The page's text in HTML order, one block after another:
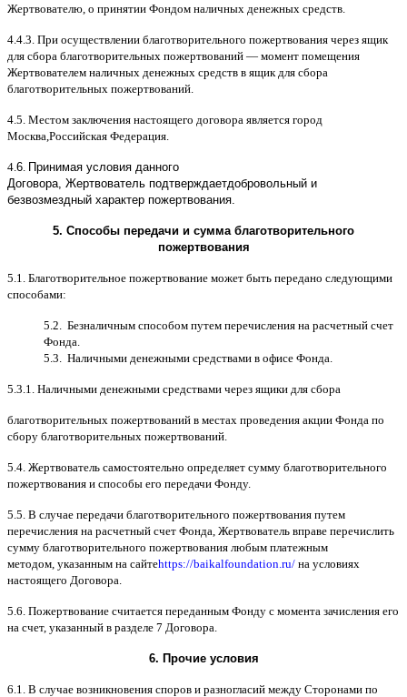
Жертвователю o принятии Фондом наличных денежных средств
4.4.3. При осуществлении благотворительного пожертвования через ящик
для сбора благотворительных пожертвований — момент помещения
Жертвователем наличных денежных средств в ящик для сбора
благотворительных пожертвований
4.5. Местом заключения настоящего договора является город
Москва Российская Федерация
4. 6 Принимая условия данного
Договора, Жертвователь подтверждаетдобровольный и
безвозмездный характер пожертвования
5. Способы передачи и сумма благотворительного
пожертвования
5.1. Благотворительное пожертвование может быть передано следующими
способами:
5.2. Безналичным способом путем перечисления на расчетный счет
Фонда
5.3. Наличными денежными средствами в офисе Фонда
5.3.1. Наличными денежными средствами через ящики для сбора
благотворительных пожертвований в местах проведения акции Фонда по
сбору благотворительных пожертвований
5.4. Жертвователь самостоятельно определяет сумму благотворительного
пожертвования и способы его передачи Фонду.
5.5. B случае передачи благотворительного пожертвования путем
перечисления на расчетный счет Фонда Жертвователь вправе перечислить
сумму благотворительного пожертвования любым платежным
методом указанным на сайтеhttps://baikalfoundation.ru/ на условиях
настоящего Договора
5.6. Пожертвование считается переданным Фонду с момента зачисления его
на счет, указанный в разделе 7 Договора
6. Прочие условия
6.1. B случае возникновения споров и разногласий между Сторонами по